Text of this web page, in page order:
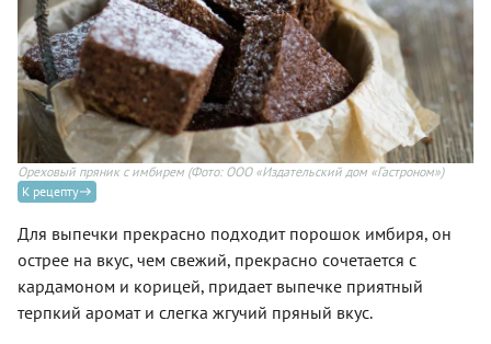
Ореховый пряник с имбирем (Фото: ООО «Издательский дом «Гастроном»)
К рецепту
Для выпечки прекрасно подходит порошок имбиря, он
острее на вкус, чем свежий, прекрасно сочетается с
кардамоном и корицей, придает выпечке приятный
терпкий аромат и слегка жгучий пряный вкус.